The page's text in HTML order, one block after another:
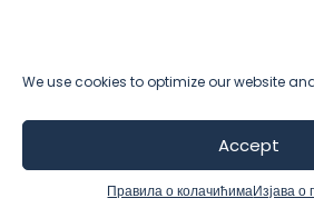
We use cookies to optimize our website
Accept
Правила о колачићимаИзјава о
Kako povećati
prodaju u ovoj